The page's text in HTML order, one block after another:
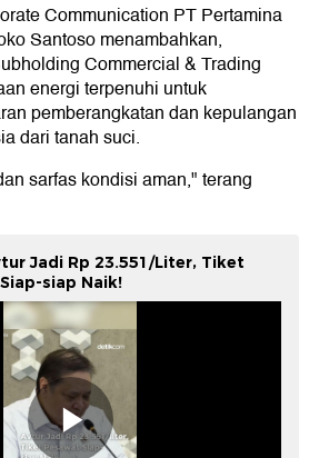
Communication PT Pertamina
Santoso menambahkan,
Commercial & Trading
energi terpenuhi untuk
pemberangkatan dan kepulangan
dari tanah suci.
sarfas kondisi aman," terang
Jadi Rp 23.551/Liter, Tiket
siap Naik!